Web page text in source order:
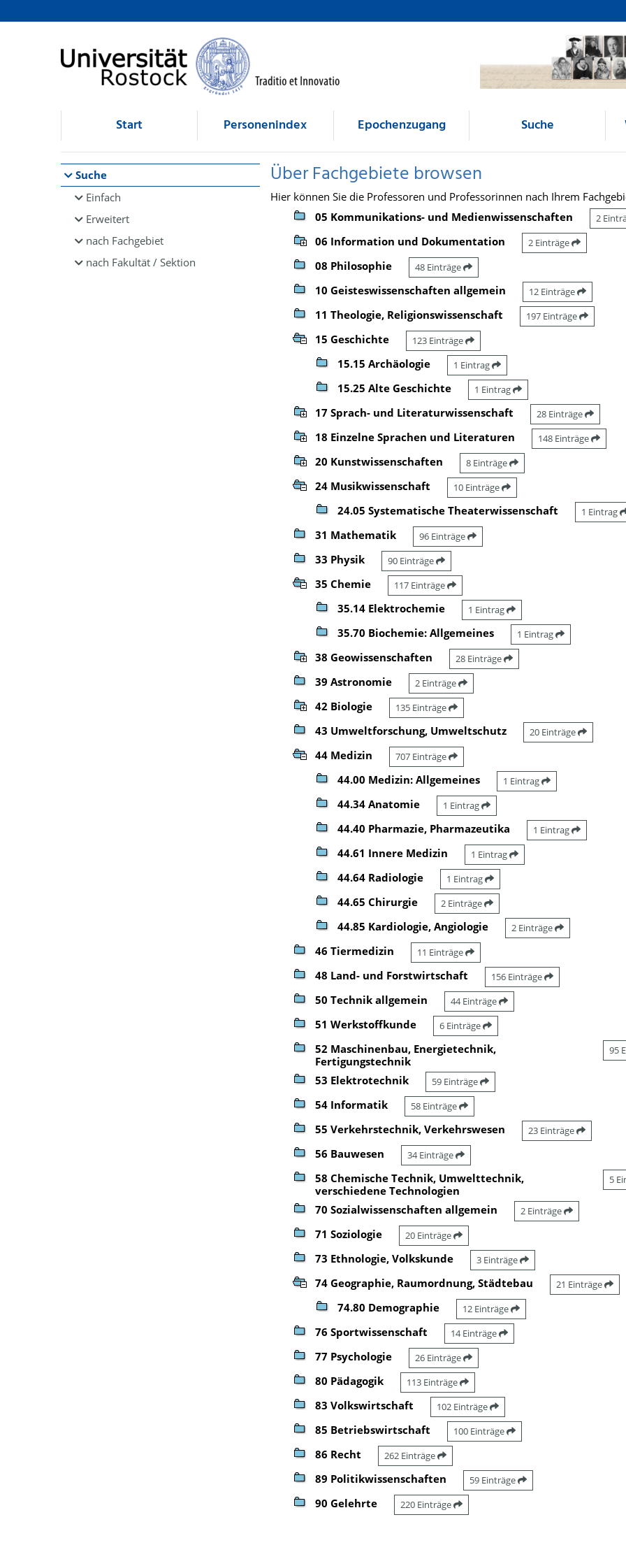
Browsen
direkt zum Inhalt
Start Personenindex Epochenzugang Suche
Suche
Einfach
Erweitert
nach Fachgebiet
nach Fakultät / Sektion
Über Fachgebiete browsen
Hier können Sie die Professoren und Professorinnen nach Ihrem
05 Kommunikations- und Medienwissenschaften
2
06 Information und Dokumentation 2 Einträge
08 Philosophie 48 Einträge
10 Geisteswissenschaften allgemein 12 Einträge
11 Theologie, Religionswissenschaft 197 Einträge
15 Geschichte 123 Einträge
15.15 Archäologie 1 Eintrag
15.25 Alte Geschichte 1 Eintrag
17 Sprach- und Literaturwissenschaft 28 Einträge
18 Einzelne Sprachen und Literaturen 148 Einträge
20 Kunstwissenschaften 8 Einträge
24 Musikwissenschaft 10 Einträge
24.05 Systematische Theaterwissenschaft 1 Eintrag
31 Mathematik 96 Einträge
33 Physik 90 Einträge
35 Chemie 117 Einträge
35.14 Elektrochemie 1 Eintrag
35.70 Biochemie: Allgemeines 1 Eintrag
38 Geowissenschaften 28 Einträge
39 Astronomie 2 Einträge
42 Biologie 135 Einträge
43 Umweltforschung, Umweltschutz 20 Einträge
44 Medizin 707 Einträge
44.00 Medizin: Allgemeines 1 Eintrag
44.34 Anatomie 1 Eintrag
44.40 Pharmazie, Pharmazeutika 1 Eintrag
44.61 Innere Medizin 1 Eintrag
44.64 Radiologie 1 Eintrag
44.65 Chirurgie 2 Einträge
44.85 Kardiologie, Angiologie 2 Einträge
46 Tiermedizin 11 Einträge
48 Land- und Forstwirtschaft 156 Einträge
50 Technik allgemein 44 Einträge
51 Werkstoffkunde 6 Einträge
52 Maschinenbau, Energietechnik,
Fertigungstechnik
95
53 Elektrotechnik 59 Einträge
54 Informatik 58 Einträge
55 Verkehrstechnik, Verkehrswesen 23 Einträge
56 Bauwesen 34 Einträge
58 Chemische Technik, Umwelttechnik,
verschiedene Technologien
5
70 Sozialwissenschaften allgemein 2 Einträge
71 Soziologie 20 Einträge
73 Ethnologie, Volkskunde 3 Einträge
74 Geographie, Raumordnung, Städtebau 21 Einträge
74.80 Demographie 12 Einträge
76 Sportwissenschaft 14 Einträge
77 Psychologie 26 Einträge
80 Pädagogik 113 Einträge
83 Volkswirtschaft 102 Einträge
85 Betriebswirtschaft 100 Einträge
86 Recht 262 Einträge
89 Politikwissenschaften 59 Einträge
90 Gelehrte 220 Einträge